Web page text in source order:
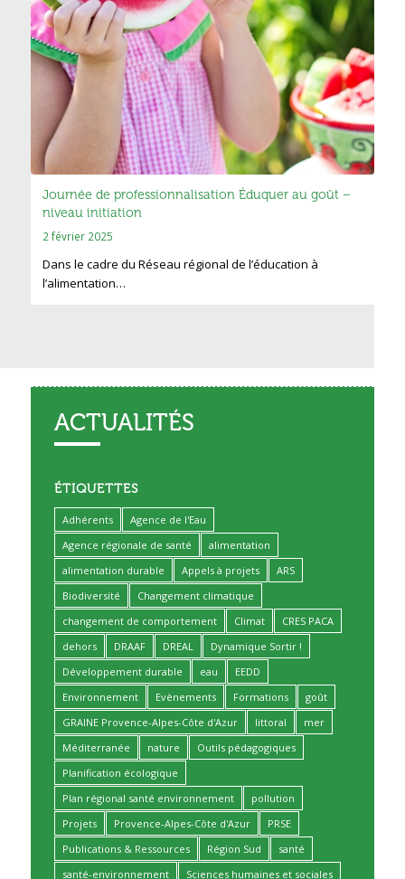
Journée de professionnalisation Éduquer au goût –
niveau initiation
2 février 2025
Dans le cadre du Réseau régional de l’éducation à
l’alimentation…
ACTUALITÉS
ÉTIQUETTES
Adhérents
Agence de l'Eau
Agence régionale de santé
alimentation
alimentation durable
Appels à projets
ARS
Biodiversité
Changement climatique
changement de comportement
Climat
CRES PACA
dehors
DRAAF DREAL
Dynamique Sortir !
Développement durable
eau
EEDD
Environnement
Evènements Formations
goût
GRAINE Provence-Alpes-Côte d'Azur
littoral
mer
Méditerranée
nature
Outils pédagogiques
Planification écologique
Plan régional santé environnement
pollution
Projets
Provence-Alpes-Côte d'Azur
PRSE
Publications & Ressources
Région Sud
santé
santé-environnement
Sciences humaines et sociales